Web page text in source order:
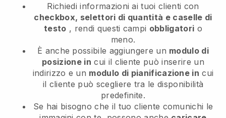
Richiedi informazioni ai tuoi clienti con
checkbox, selettori di quantità e caselle di
testo , rendi questi campi obbligatori o
meno.
È anche possibile aggiungere un modulo di
posizione in cui il cliente può inserire un
indirizzo e un modulo di pianificazione in cui
il cliente può scegliere tra le disponibilità
predefinite.
Se hai bisogno che il tuo cliente comunichi le